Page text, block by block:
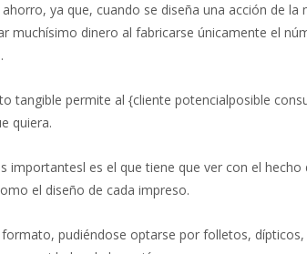
ya que, cuando se diseña una acción de la
muchísimo dinero al fabricarse únicamente el
tangible permite al {cliente potencialposible
quiera.
importantesl es el que tiene que ver con el
el diseño de cada impreso.
pudiéndose optarse por folletos,